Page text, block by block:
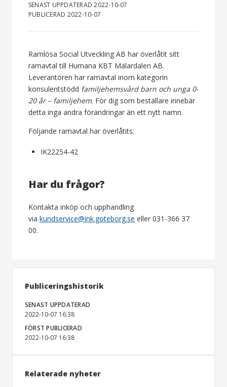
SENAST UPPDATERAD 2022-10-07
PUBLICERAD 2022-10-07
Ramlösa Social Utveckling AB har överlåtit sitt
ramavtal till Humana KBT Mälardalen AB.
Leverantören har ramavtal inom kategorin
konsulentstödd familjehemsvård barn och unga 0-
20 år – familjehem. För dig som beställare innebär
detta inga andra förändringar än ett nytt namn.
Följande ramavtal har överlåtits:
IK22254-42
Har du frågor?
Kontakta inköp och upphandling
via kundservice@ink.goteborg.se eller 031-366 37
00.
Publiceringshistorik
SENAST UPPDATERAD
2022-10-07 16:38
FÖRST PUBLICERAD
2022-10-07 16:38
Relaterade nyheter